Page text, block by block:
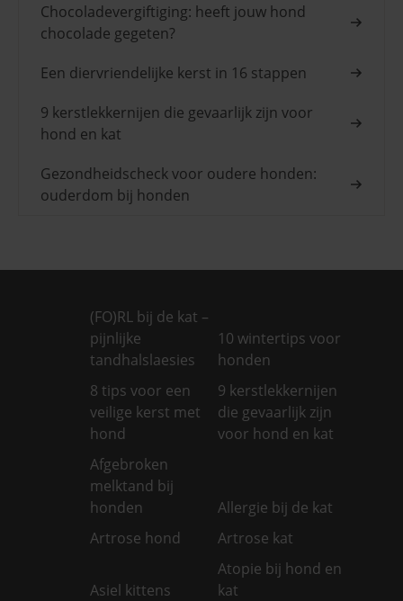
Chocoladevergiftiging: heeft jouw hond
chocolade gegeten?
Een diervriendelijke kerst in 16 stappen
9 kerstlekkernijen die gevaarlijk zijn voor
hond en kat
Gezondheidscheck voor oudere honden:
ouderdom bij honden
(FO)RL bij de kat –
pijnlijke
tandhalslaesies
10 wintertips voor
honden
8 tips voor een
veilige kerst met
hond
9 kerstlekkernijen
die gevaarlijk zijn
voor hond en kat
Afgebroken
melktand bij
honden
Allergie bij de kat
Artrose hond
Artrose kat
Asiel kittens
Atopie bij hond en
kat